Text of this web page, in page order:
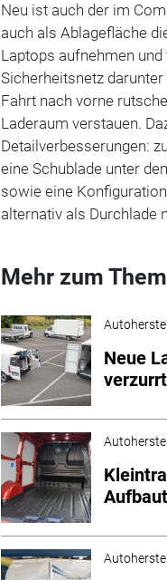
Neu ist auch der im
auch als Ablagefläche
Laptops aufnehmen
Sicherheitsnetz
Fahrt nach vorne
Laderaum verstauen.
Detailverbesserungen:
eine Schublade unter
sowie eine
alternativ als Durchlade
Mehr zum
Neue